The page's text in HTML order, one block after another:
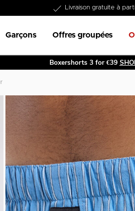
Dans les 1-3 jours
Garçons Offres groupées
Boxershorts 3 for €39